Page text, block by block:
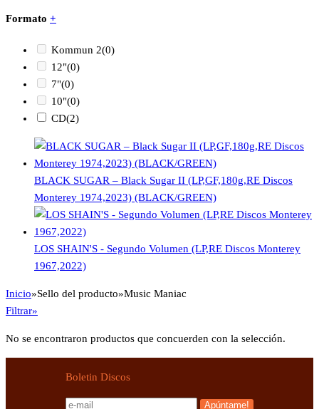
Formato +
Kommun 2(0)
12"(0)
7"(0)
10"(0)
CD(2)
BLACK SUGAR – Black Sugar II (LP,GF,180g,RE Discos
Monterey 1974,2023) (BLACK/GREEN)
LOS SHAIN'S - Segundo Volumen (LP,RE Discos Monterey
1967,2022)
Inicio»Sello del producto»Music Maniac
Filtrar»
No se encontraron productos que concuerden con la selección.
Boletin Discos